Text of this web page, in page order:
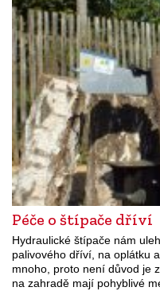
Péče o štípače dříví
Hydraulické štípače nám
palivového dříví, na oplátku
mnoho, proto není důvod je
na zahradě mají pohyblivé